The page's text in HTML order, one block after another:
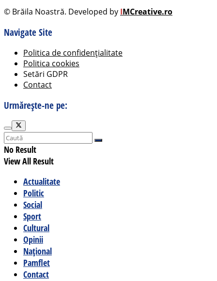
© Brăila Noastră. Developed by IMCreative.ro
Navigate Site
Politica de confidențialitate
Politica cookies
Setări GDPR
Contact
Urmărește-ne pe:
No Result
View All Result
Actualitate
Politic
Social
Sport
Cultural
Opinii
Național
Pamflet
Contact